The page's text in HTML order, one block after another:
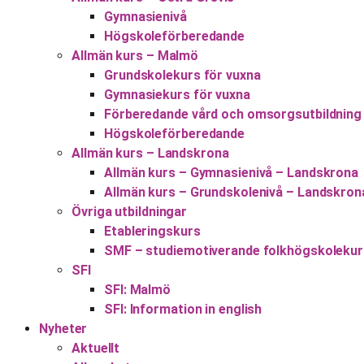
Gymnasienivå
Högskoleförberedande
Allmän kurs – Malmö
Grundskolekurs för vuxna
Gymnasiekurs för vuxna
Förberedande vård och omsorgsutbildning
Högskoleförberedande
Allmän kurs – Landskrona
Allmän kurs – Gymnasienivå – Landskrona
Allmän kurs – Grundskolenivå –
Övriga utbildningar
Etableringskurs
SMF – studiemotiverande
SFI
SFI: Malmö
SFI: Information in english
Nyheter
Aktuellt